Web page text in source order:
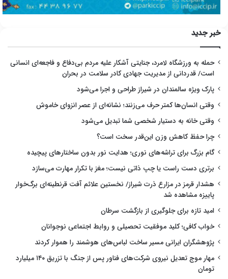
خبر جدید
حمله به ورزشگاه لامرد، جنایتی آشکار علیه مردم بی‌دفاع و فاجعه‌ای انسانی
است/ قدردانی از مدیریت جهادی کادر سلامت در بحران
پارک ویژه سالمندان در شیراز طراحی و اجرا می‌شود
وقتی انسان‌ها کمتر حرف می‌زنند؛ نشانه‌ای از عصر انزوای خاموش
وقتی خانه به دستیار شخصی شما تبدیل می‌شود
چرا حفظ کاهش وزن این‌قدر سخت است؟
گام بزرگ برای تراشه‌های نوری؛ هدایت نور بدون ساختارهای پیچیده
برتری دست راست یا چپ ذاتی نیست؛ مغز با تکرار مهارت می‌سازد
هشدار قرمز در مزارع ذرت شیراز/ نخستین علائم آفت قرنطینه‌ای برگ‌خوار
پاییزه مشاهده شد
امید تازه برای جلوگیری از بازگشت سرطان
خواب کافی؛ کلید موفقیت تحصیلی و روابط اجتماعی نوجوانان
پژوهشگران ایرانی مسیر ساخت لباس‌های هوشمند را هموار کردند
مهار موج تعدیل نیروی شرکت‌های فناور پس از جنگ با تزریق ۱۴۰ میلیارد
تومان